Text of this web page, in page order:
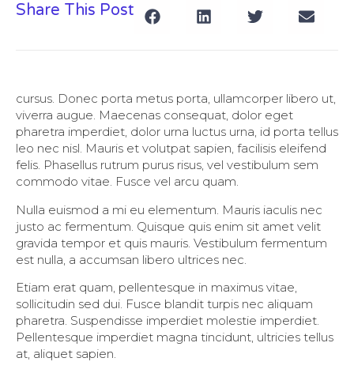
Share This Post
cursus. Donec porta metus porta, ullamcorper libero ut,
viverra augue. Maecenas consequat, dolor eget
pharetra imperdiet, dolor urna luctus urna, id porta tellus
leo nec nisl. Mauris et volutpat sapien, facilisis eleifend
felis. Phasellus rutrum purus risus, vel vestibulum sem
commodo vitae. Fusce vel arcu quam.
Nulla euismod a mi eu elementum. Mauris iaculis nec
justo ac fermentum. Quisque quis enim sit amet velit
gravida tempor et quis mauris. Vestibulum fermentum
est nulla, a accumsan libero ultrices nec.
Etiam erat quam, pellentesque in maximus vitae,
sollicitudin sed dui. Fusce blandit turpis nec aliquam
pharetra. Suspendisse imperdiet molestie imperdiet.
Pellentesque imperdiet magna tincidunt, ultricies tellus
at, aliquet sapien.